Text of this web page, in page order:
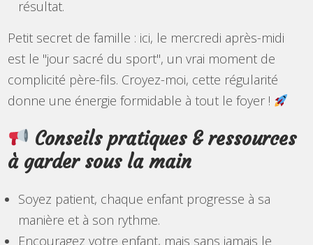
résultat.
Petit secret de famille : ici, le mercredi après-midi
est le "jour sacré du sport", un vrai moment de
complicité père-fils. Croyez-moi, cette régularité
donne une énergie formidable à tout le foyer !
Conseils pratiques & ressources
à garder sous la main
Soyez patient, chaque enfant progresse à sa
manière et à son rythme.
Encouragez votre enfant, mais sans jamais le